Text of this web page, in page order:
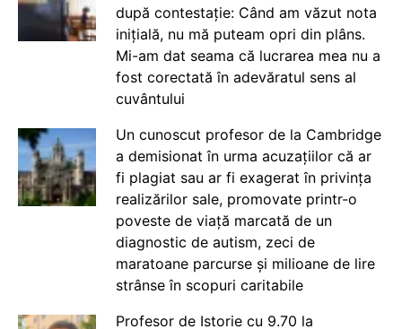
după contestație: Când am văzut nota
inițială, nu mă puteam opri din plâns.
Mi-am dat seama că lucrarea mea nu a
fost corectată în adevăratul sens al
cuvântului
Un cunoscut profesor de la Cambridge
a demisionat în urma acuzațiilor că ar
fi plagiat sau ar fi exagerat în privința
realizărilor sale, promovate printr-o
poveste de viață marcată de un
diagnostic de autism, zeci de
maratoane parcurse și milioane de lire
strânse în scopuri caritabile
Profesor de Istorie cu 9.70 la